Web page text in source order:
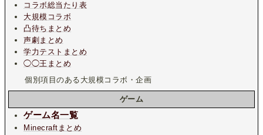
コラボ総当たり表
大規模コラボ
凸待ちまとめ
声劇まとめ
学力テストまとめ
◯◯王まとめ
個別項目のある大規模コラボ・企画
ゲーム
ゲーム名一覧
Minecraftまとめ